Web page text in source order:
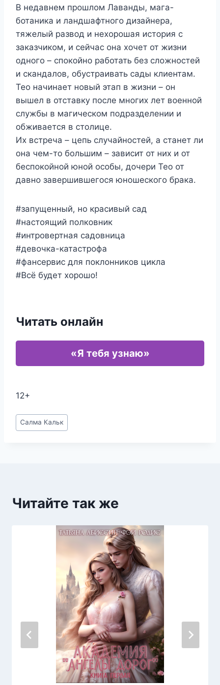
В недавнем прошлом Лаванды, мага-
ботаника и ландшафтного дизайнера,
тяжелый развод и нехорошая история с
заказчиком, и сейчас она хочет от жизни
одного – спокойно работать без сложностей
и скандалов, обустраивать сады клиентам.
Тео начинает новый этап в жизни – он
вышел в отставку после многих лет военной
службы в магическом подразделении и
обживается в столице.
Их встреча – цепь случайностей, а станет ли
она чем-то большим – зависит от них и от
беспокойной юной особы, дочери Тео от
давно завершившегося юношеского брака.
#запущенный, но красивый сад
#настоящий полковник
#интровертная садовница
#девочка-катастрофа
#фансервис для поклонников цикла
#Всё будет хорошо!
Читать онлайн
«Я тебя узнаю»
12+
Метки
записи:
Салма Кальк
Читайте так же